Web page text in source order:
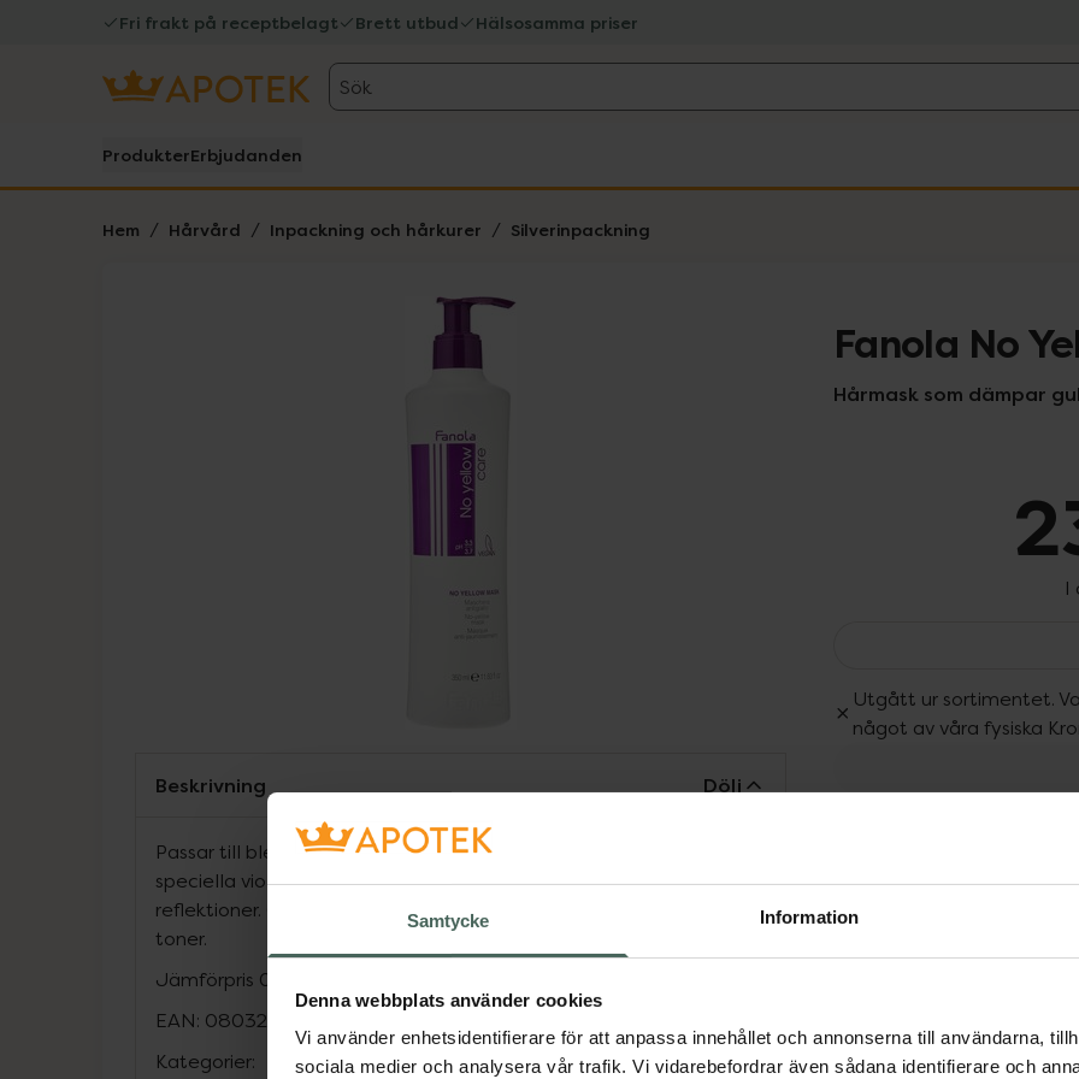
Samtycke Information
Denna webbplats använder cookies
Vi använder enhetsidentifierare för att anpassa innehållet och annonserna till användarna,
sociala medier och analysera vår trafik. Vi vidarebefordrar även sådana identifierare och
Fri frakt på receptbelagt Brett utbud Hälsosamma priser
Sök
ProdukterErbjudanden
Hem Hårvård Inpackning och hårkurer Silverinpackning
Lista: . Innehåller 1 objekt. Fanola No
Hårmask som dämpar
I
Utgått ur sortimentet.
något av våra fysiska
Beskrivning Dölj
Passar till blekt, blont, slingat eller grått hår. Dess formula har
speciella violetta pigment som neutraliserar oönskade gula
reflektioner. Gör håret mjukt, glansigt och silkeslent. Extra violetta
toner.
Jämförpris 0,68 kr
EAN: 08032947863846
Kategorier: